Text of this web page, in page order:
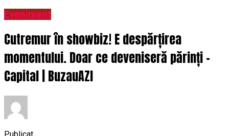
Eveniment
Cutremur în showbiz! E despărțirea
momentului. Doar ce deveniseră părinți –
Capital | BuzauAZI